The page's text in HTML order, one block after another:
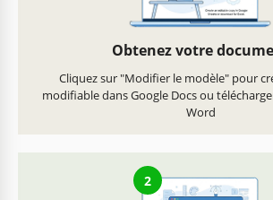
Obtenez votre
Cliquez sur "Modifier le modèle" pour
modifiable dans Google Docs ou
Word
2